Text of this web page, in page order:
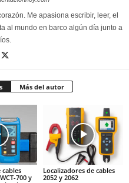
Me apasiona escribir, leer, el
al mundo en barco algún día junto a
Más del autor
cables
700 y
Localizadores de cables
2052 y 2062